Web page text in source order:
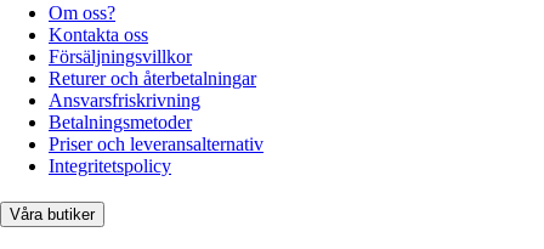
Om oss?
Kontakta oss
Försäljningsvillkor
Returer och återbetalningar
Ansvarsfriskrivning
Betalningsmetoder
Priser och leveransalternativ
Integritetspolicy
Våra butiker